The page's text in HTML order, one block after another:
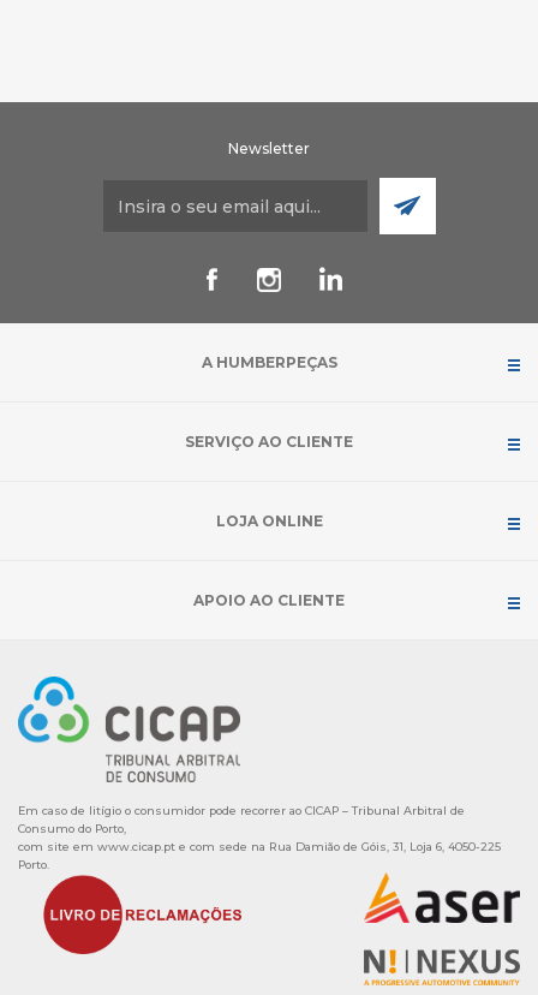
Newsletter
A HUMBERPEÇAS
SERVIÇO AO CLIENTE
LOJA ONLINE
APOIO AO CLIENTE
Em caso de litígio o consumidor pode recorrer ao CICAP – Tribunal Arbitral de
Consumo do Porto,
com site em www.cicap.pt e com sede na Rua Damião de Góis, 31, Loja 6, 4050-225
Porto.